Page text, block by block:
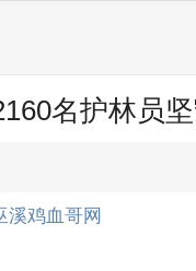
名护林员
溪鸡血哥网